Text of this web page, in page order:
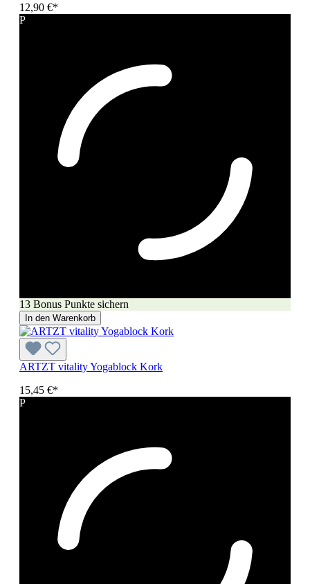
12,90 €*
P
13 Bonus Punkte sichern
In den Warenkorb
ARTZT vitality Yogablock Kork
15,45 €*
P